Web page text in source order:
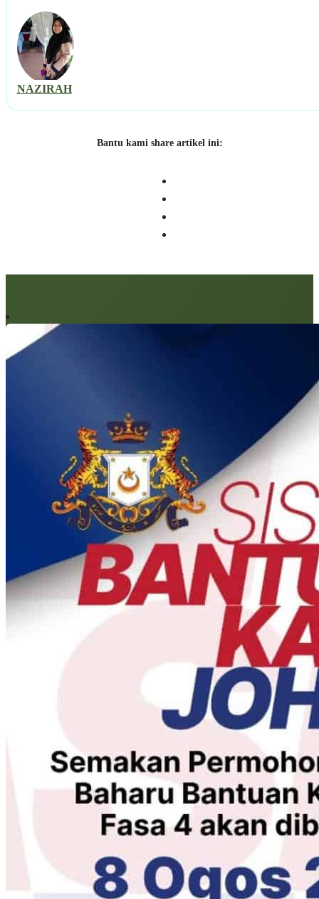
NAZIRAH
Bantu kami share artikel ini: